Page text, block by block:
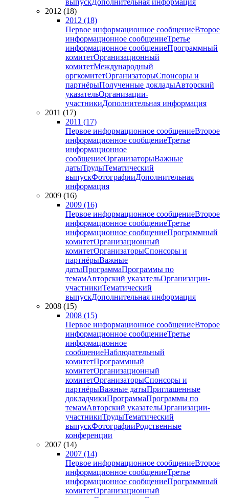
выпускДополнительная информация
2012 (18)
2012 (18)
Первое информационное сообщениеВторое
информационное сообщениеТретье
информационное сообщениеПрограммный
комитетОрганизационный
комитетМеждународный
оргкомитетОрганизаторыСпонсоры и
партнёрыПолученные докладыАвторский
указательОрганизации-
участникиДополнительная информация
2011 (17)
2011 (17)
Первое информационное сообщениеВторое
информационное сообщениеТретье
информационное
сообщениеОрганизаторыВажные
датыТрудыТематический
выпускФотографииДополнительная
информация
2009 (16)
2009 (16)
Первое информационное сообщениеВторое
информационное сообщениеТретье
информационное сообщениеПрограммный
комитетОрганизационный
комитетОрганизаторыСпонсоры и
партнёрыВажные
датыПрограммаПрограммы по
темамАвторский указательОрганизации-
участникиТематический
выпускДополнительная информация
2008 (15)
2008 (15)
Первое информационное сообщениеВторое
информационное сообщениеТретье
информационное
сообщениеНаблюдательный
комитетПрограммный
комитетОрганизационный
комитетОрганизаторыСпонсоры и
партнёрыВажные датыПриглашенные
докладчикиПрограммаПрограммы по
темамАвторский указательОрганизации-
участникиТрудыТематический
выпускФотографииРодственные
конференции
2007 (14)
2007 (14)
Первое информационное сообщениеВторое
информационное сообщениеТретье
информационное сообщениеПрограммный
комитетОрганизационный